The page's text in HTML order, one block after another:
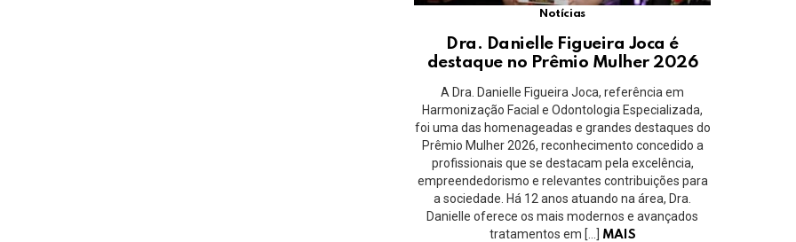
Notícias
Dra. Danielle Figueira Joca é
destaque no Prêmio Mulher 2026
A Dra. Danielle Figueira Joca, referência em
Harmonização Facial e Odontologia Especializada,
foi uma das homenageadas e grandes destaques do
Prêmio Mulher 2026, reconhecimento concedido a
profissionais que se destacam pela excelência,
empreendedorismo e relevantes contribuições para
a sociedade. Há 12 anos atuando na área, Dra.
Danielle oferece os mais modernos e avançados
tratamentos em […]
MAIS